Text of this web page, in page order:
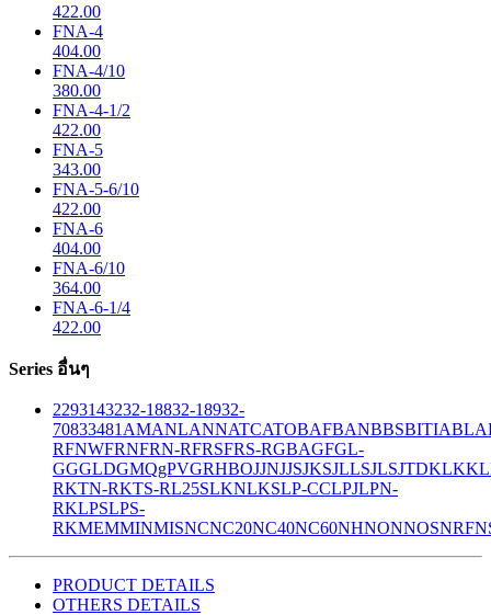
422.00
FNA-4
404.00
FNA-4/10
380.00
FNA-4-1/2
422.00
FNA-5
343.00
FNA-5-6/10
422.00
FNA-6
404.00
FNA-6/10
364.00
FNA-6-1/4
422.00
Series อื่นๆ
2293143232-18832-18932-
70833481 AMANLANNATCATOBAFBANBBSBITIABLA
RFNWFRNFRN-RFRSFRS-RGBAGFGL-
GGGLDGMQgPVGRHBOJJNJJSJKSJLLSJLSJTDKLK
RKTN-RKTS-RL25SLKNLKSLP-CCLPJLPN-
RKLPSLPS-
RKMEMMINMISNCNC20NC40NC60NHNONNOSNRF
PRODUCT DETAILS
OTHERS DETAILS